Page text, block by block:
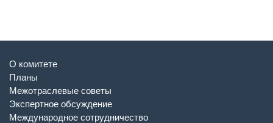
О комитете
Планы
Межотраслевые советы
Экспертное обсуждение
Международное сотрудничество